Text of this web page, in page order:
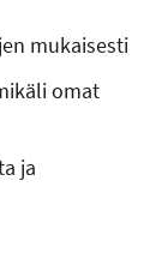
mukaisesti
omat
ja